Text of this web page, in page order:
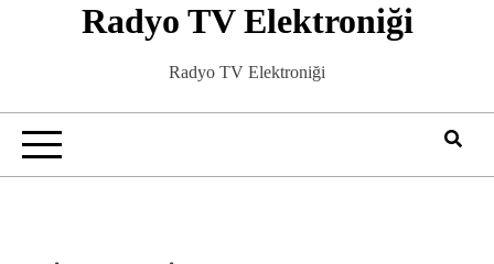
Radyo TV Elektroniği
Radyo TV Elektroniği